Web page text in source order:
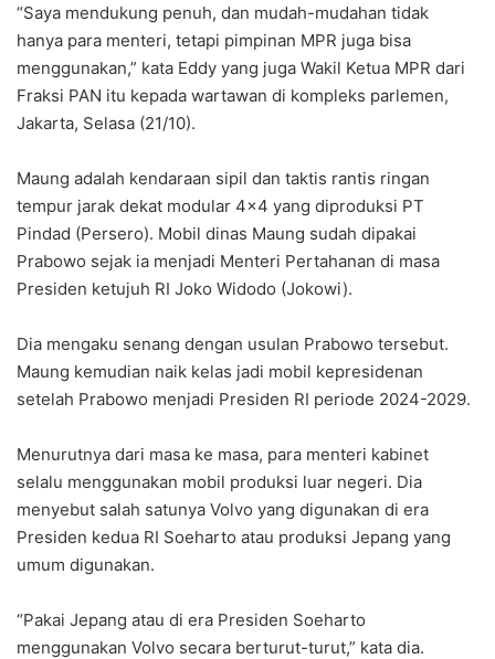
“Saya mendukung penuh, dan mudah-mudahan tidak
hanya para menteri, tetapi pimpinan MPR juga bisa
menggunakan,” kata Eddy yang juga Wakil Ketua MPR dari
Fraksi PAN itu kepada wartawan di kompleks parlemen,
Jakarta, Selasa (21/10).
Maung adalah kendaraan sipil dan taktis rantis ringan
tempur jarak dekat modular 4×4 yang diproduksi PT
Pindad (Persero). Mobil dinas Maung sudah dipakai
Prabowo sejak ia menjadi Menteri Pertahanan di masa
Presiden ketujuh RI Joko Widodo (Jokowi).
Dia mengaku senang dengan usulan Prabowo tersebut.
Maung kemudian naik kelas jadi mobil kepresidenan
setelah Prabowo menjadi Presiden RI periode 2024-2029.
Menurutnya dari masa ke masa, para menteri kabinet
selalu menggunakan mobil produksi luar negeri. Dia
menyebut salah satunya Volvo yang digunakan di era
Presiden kedua RI Soeharto atau produksi Jepang yang
umum digunakan.
“Pakai Jepang atau di era Presiden Soeharto
menggunakan Volvo secara berturut-turut,” kata dia.